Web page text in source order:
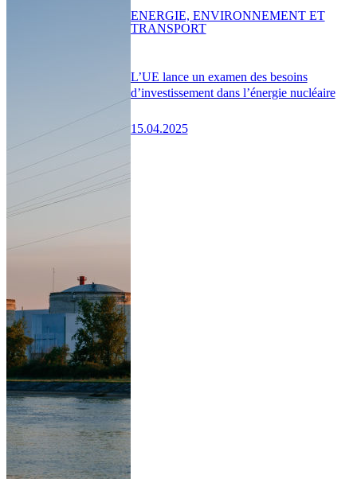
L’UE lance un examen des besoins
d’investissement dans l’énergie nucléaire
15.04.2025
ENERGIE, ENVIRONNEMENT ET
TRANSPORT